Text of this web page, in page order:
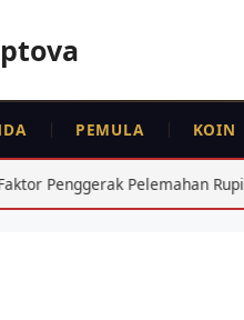
PEMULA KOIN
Pelemahan Rupiah